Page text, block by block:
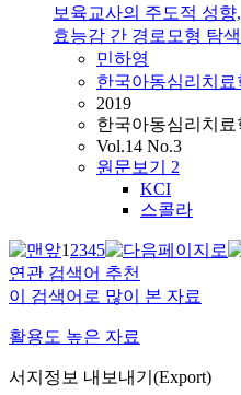
보육교사의 주도적 성
효능감 간 경로모형 탐색
민하영
한국아동심리치료
2019
한국아동심리치료
Vol.14 No.3
원문보기 2
KCI
스콜라
12345
연관 검색어 추천
이 검색어로 많이 본 자료
활용도 높은 자료
서지정보 내보내기(Export)